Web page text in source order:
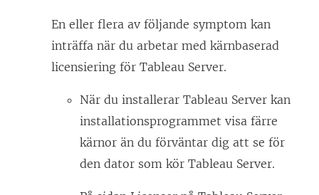
p
a
En eller flera av följande symptom kan
inträffa när du arbetar med kärnbaserad
licensiering för Tableau Server.
När du installerar Tableau Server kan
installationsprogrammet visa färre
kärnor än du förväntar dig att se för
den dator som kör Tableau Server.